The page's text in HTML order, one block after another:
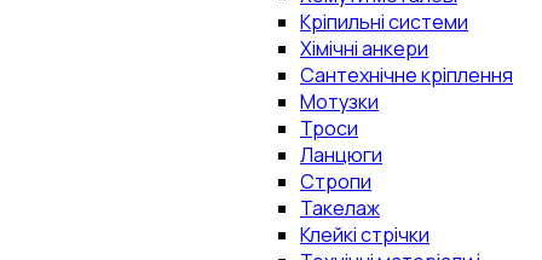
Кріпильні системи
Хімічні анкери
Сантехнічне кріплення
Мотузки
Троси
Ланцюги
Стропи
Такелаж
Клейкі стрічки